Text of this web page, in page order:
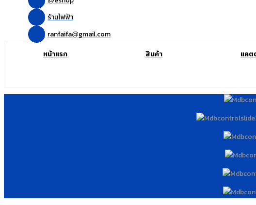
ร้านไฟฟ้า
ranfaifa@gmail.com
หน้าแรก
สินค้า แคต